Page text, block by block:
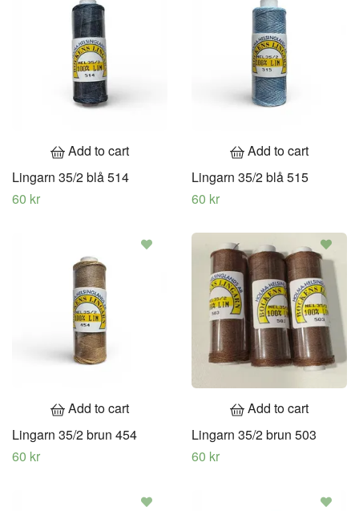
Add to cart
Lingarn 35/2 blå 514
60 kr
Add to cart
Lingarn 35/2 blå 515
60 kr
Add to cart
Lingarn 35/2 brun 454
60 kr
Add to cart
Lingarn 35/2 brun 503
60 kr